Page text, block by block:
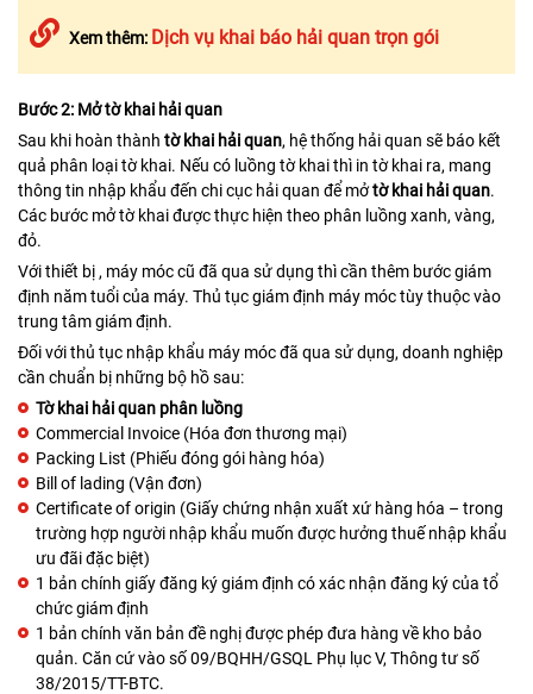
Xem thêm: Dịch vụ khai báo hải quan trọn gói
Bước 2: Mở tờ khai hải quan
Sau khi hoàn thành tờ khai hải quan, hệ thống hải quan sẽ báo kết
quả phân loại tờ khai. Nếu có luồng tờ khai thì in tờ khai ra, mang
thông tin nhập khẩu đến chi cục hải quan để mởtờ khai hải quan.
Các bước mở tờ khai được thực hiện theo phân luồng xanh, vàng,
đỏ.
Với thiết bị , máy móc cũ đã qua sử dụng thì cần thêm bước giám
định năm tuổi của máy. Thủ tục giám định máy móc tùy thuộc vào
trung tâm giám định.
Đối với thủ tục nhập khẩu máy móc đã qua sử dụng, doanh nghiệp
cần chuẩn bị những bộ hồ sau:
Tờ khai hải quan phân luồng
Commercial Invoice (Hóa đơn thương mại)
Packing List (Phiếu đóng gói hàng hóa)
Bill of lading (Vận đơn)
Certificate of origin (Giấy chứng nhận xuất xứ hàng hóa – trong
trường hợp người nhập khẩu muốn được hưởng thuế nhập khẩu
ưu đãi đặc biệt)
1 bản chính giấy đăng ký giám định có xác nhận đăng ký của tổ
chức giám định
1 bản chính văn bản đề nghị được phép đưa hàng về kho bảo
quản. Căn cứ vào số 09/BQHH/GSQL Phụ lục V, Thông tư số
38/2015/TT-BTC.